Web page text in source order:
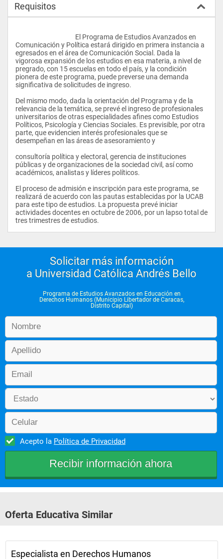
El Contenido del Derecho a la Educación 4
Estrategias de Sensibilización para el Conocimiento de los
Derechos Humanos 4
Bloque electivo
Asignatura U.C.
Diversidad, Inclusión y Educación 3
Técnicas, Recursos y Materiales de la Educación en Derechos
Humanos 3
Agentes de Formación en Derechos Humanos 3
Resolución de Conflictos en el Ámbito Educativo y Comunitario
3
Niñez y Adolescencia y Papel del Docente 3
Educación en Valores 3
Requisitos
Comunicación y Política estará dirigido en primera instancia a
egresados en el área de Comunicación Social. Dada la
vigorosa expansión de los estudios en esa materia, a nivel de
pregrado, con 15 escuelas en todo el país, y la condición
pionera de este programa, puede preverse una demanda
significativa de solicitudes de ingreso.
Del mismo modo, dada la orientación del Programa y de la
relevancia de la temática, se prevé el ingreso de profesionales
universitarios de otras especialidades afines como Estudios
Políticos, Psicología y Ciencias Sociales. Es previsible, por otra
parte, que evidencien interés profesionales que se
desempeñan en las áreas de asesoramiento y
consultoría política y electoral, gerencia de instituciones
públicas y de organizaciones de la sociedad civil, así como
académicos, analistas y líderes políticos.
El proceso de admisión e inscripción para este programa, se
realizará de acuerdo con las pautas establecidas por la UCAB
para este tipo de estudios. La propuesta prevé iniciar
actividades docentes en octubre de 2006, por un lapso total de
tres trimestres de estudios.
Solicitar más información
a Universidad Católica Andrés Bello
Programa de Estudios Avanzados en Educación en
Derechos Humanos (Municipio Libertador de Caracas,
Distrito Capital)
Acepto la Política de Privacidad
Oferta Educativa Similar
Especialista en Derechos Humanos